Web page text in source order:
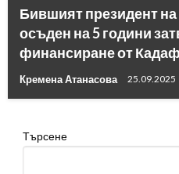
Бившият президент
осъден на 5 години
финансиране от
Кремена Атанасова 25.09.2025
Търсене